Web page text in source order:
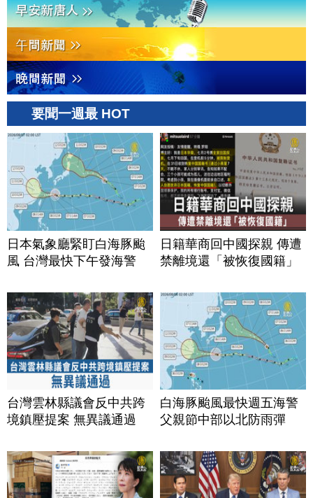
要聞一週最 HOT
日本氣象廳緊盯白海豚颱
風 台灣最快下午發海警
日籍華商回中國探親 傳遭
禁離境還「被恢復國籍」
台灣雲林縣議會反中共跨
境鎮壓提案 無異議通過
白海豚颱風最快週五海警
父親節中部以北防雨彈